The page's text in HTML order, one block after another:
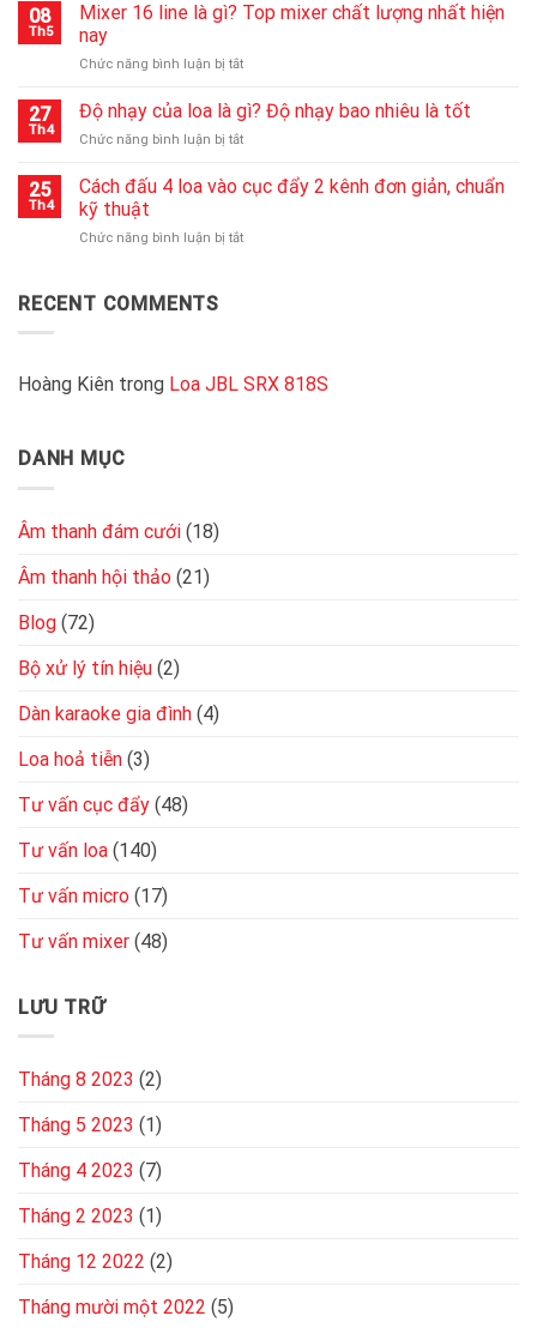
nguồn
nhất
đẩy
công
2000w
gì?
nghiệm
cục
08
Th5
Mixer 16 line là gì? Top mixer chất lượng nhất hiện
nay
Chức năng bình luận bị tắtở
16
line
là
Top
lượng
27
Th4
Độ nhạy của loa là gì? Độ nhạy bao nhiêu là tốt
Chức năng bình luận bị tắtở
nhạy
của
là
tốt
25
Th4
Cách đấu 4 loa vào cục đẩy 2 kênh đơn giản, chuẩn
kỹ thuật
Chức năng bình luận bị tắtở
đẩy
RECENT COMMENTS
Hoàng Kiên trong Loa JBL SRX 818S
DANH MỤC
Âm thanh đám cưới (18)
Âm thanh hội thảo (21)
Blog (72)
Bộ xử lý tín hiệu (2)
Dàn karaoke gia đình (4)
Loa hoả tiễn (3)
Tư vấn cục đẩy (48)
Tư vấn loa (140)
Tư vấn micro (17)
Tư vấn mixer (48)
LƯU TRỮ
Tháng 8 2023 (2)
Tháng 5 2023 (1)
Tháng 4 2023 (7)
Tháng 2 2023 (1)
Tháng 12 2022 (2)
Tháng mười một 2022 (5)